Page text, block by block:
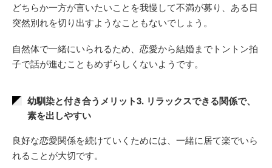
どちらか一方が言いたいことを我慢して不満が募り、ある日
突然別れを切り出すようなこともないでしょう。
自然体で一緒にいられるため、恋愛から結婚までトントン拍
子で話が進むこともめずらしくないようです。
幼馴染と付き合うメリット3. リラックスできる関係で、
素を出しやすい
良好な恋愛関係を続けていくためには、一緒に居て楽でいら
れることが大切です。